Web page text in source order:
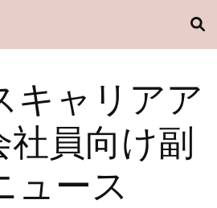
キャリアア
社員向け副
ュース